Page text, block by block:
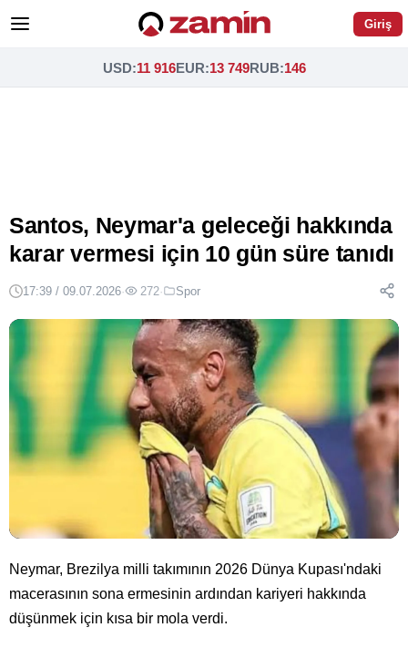
Giriş
USD:11 916EUR:13 749RUB:146
Santos, Neymar'a geleceği hakkında
karar vermesi için 10 gün süre tanıdı
17:39 / 09.07.2026· 272· Spor
Neymar, Brezilya milli takımının 2026 Dünya Kupası'ndaki
macerasının sona ermesinin ardından kariyeri hakkında
düşünmek için kısa bir mola verdi.